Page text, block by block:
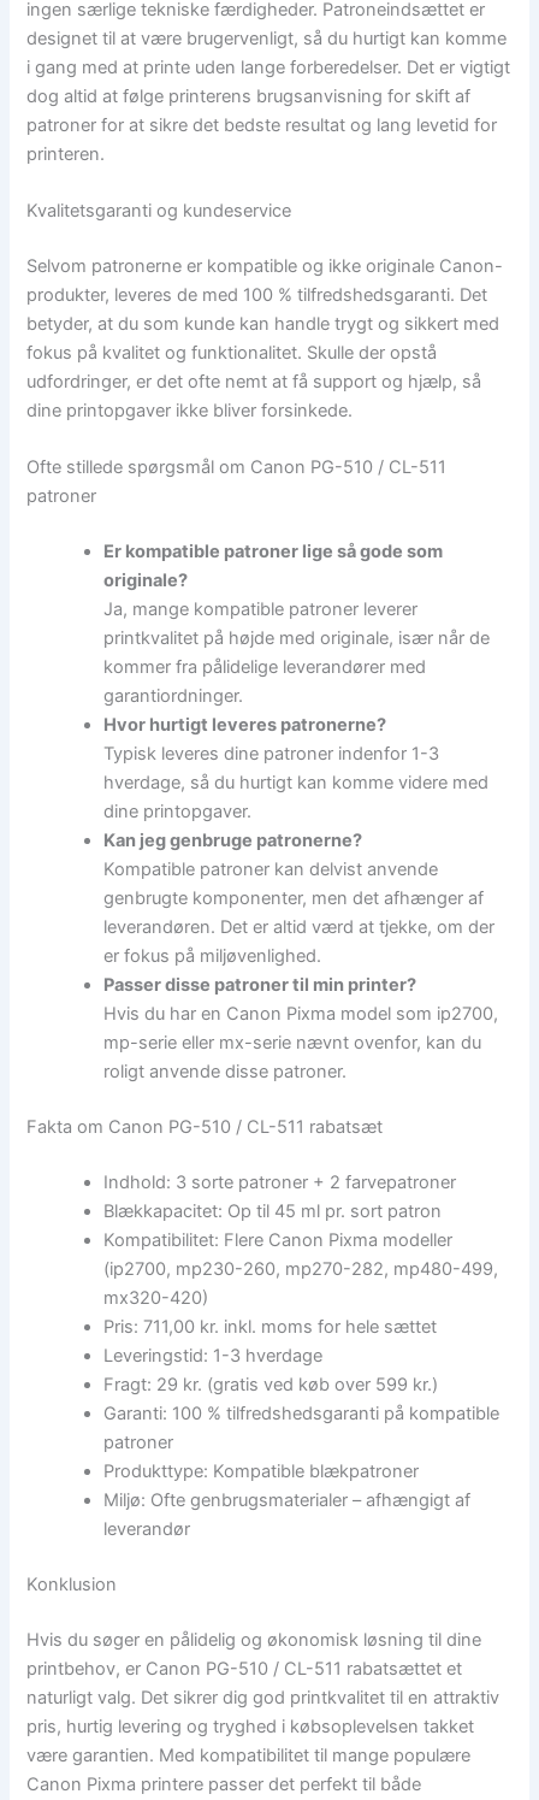
ingen særlige tekniske færdigheder. Patroneindsættet er
designet til at være brugervenligt, så du hurtigt kan komme
i gang med at printe uden lange forberedelser. Det er vigtigt
dog altid at følge printerens brugsanvisning for skift af
patroner for at sikre det bedste resultat og lang levetid for
printeren.
Kvalitetsgaranti og kundeservice
Selvom patronerne er kompatible og ikke originale Canon-
produkter, leveres de med 100 % tilfredshedsgaranti. Det
betyder, at du som kunde kan handle trygt og sikkert med
fokus på kvalitet og funktionalitet. Skulle der opstå
udfordringer, er det ofte nemt at få support og hjælp, så
dine printopgaver ikke bliver forsinkede.
Ofte stillede spørgsmål om Canon PG-510 / CL-511
patroner
Er kompatible patroner lige så gode som
originale?
Ja, mange kompatible patroner leverer
printkvalitet på højde med originale, især når de
kommer fra pålidelige leverandører med
garantiordninger.
Hvor hurtigt leveres patronerne?
Typisk leveres dine patroner indenfor 1-3
hverdage, så du hurtigt kan komme videre med
dine printopgaver.
Kan jeg genbruge patronerne?
Kompatible patroner kan delvist anvende
genbrugte komponenter, men det afhænger af
leverandøren. Det er altid værd at tjekke, om der
er fokus på miljøvenlighed.
Passer disse patroner til min printer?
Hvis du har en Canon Pixma model som ip2700,
mp-serie eller mx-serie nævnt ovenfor, kan du
roligt anvende disse patroner.
Fakta om Canon PG-510 / CL-511 rabatsæt
Indhold: 3 sorte patroner + 2 farvepatroner
Blækkapacitet: Op til 45 ml pr. sort patron
Kompatibilitet: Flere Canon Pixma modeller
(ip2700, mp230-260, mp270-282, mp480-499,
mx320-420)
Pris: 711,00 kr. inkl. moms for hele sættet
Leveringstid: 1-3 hverdage
Fragt: 29 kr. (gratis ved køb over 599 kr.)
Garanti: 100 % tilfredshedsgaranti på kompatible
patroner
Produkttype: Kompatible blækpatroner
Miljø: Ofte genbrugsmaterialer – afhængigt af
leverandør
Konklusion
Hvis du søger en pålidelig og økonomisk løsning til dine
printbehov, er Canon PG-510 / CL-511 rabatsættet et
naturligt valg. Det sikrer dig god printkvalitet til en attraktiv
pris, hurtig levering og tryghed i købsoplevelsen takket
være garantien. Med kompatibilitet til mange populære
Canon Pixma printere passer det perfekt til både